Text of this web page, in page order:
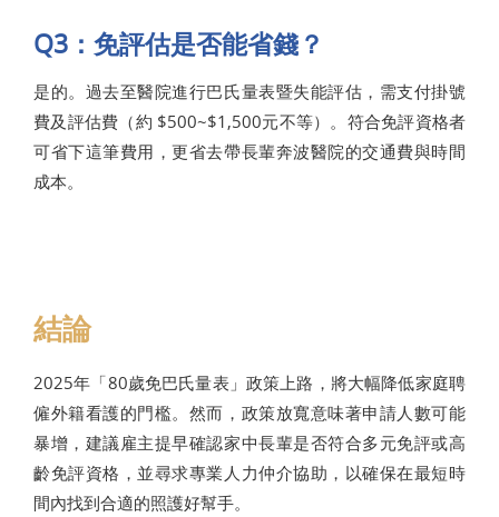
Q3：免評估是否能省錢？
是的。過去至醫院進行巴氏量表暨失能評估，需支付掛號
費及評估費（約 $500~$1,500元不等）。符合免評資格者
可省下這筆費用，更省去帶長輩奔波醫院的交通費與時間
成本。
結論
2025年「80歲免巴氏量表」政策上路，將大幅降低家庭聘
僱外籍看護的門檻。然而，政策放寬意味著申請人數可能
暴增，建議雇主提早確認家中長輩是否符合多元免評或高
齡免評資格，並尋求專業人力仲介協助，以確保在最短時
間內找到合適的照護好幫手。